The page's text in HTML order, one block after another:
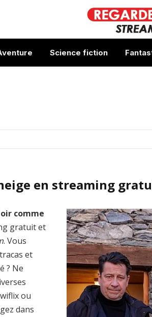
Science fiction
en streaming
comme
gratuit et
. Vous
et
? Ne
ou
dans